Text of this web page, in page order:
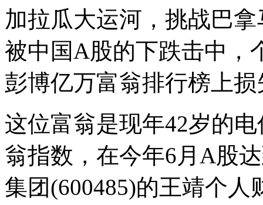
加拉瓜大运河，挑战巴
被中国A股的下跌击中，
彭博亿万富翁排行榜上
这位富翁是现年42岁的
翁指数，在今年6月A股
集团(600485)的王靖个